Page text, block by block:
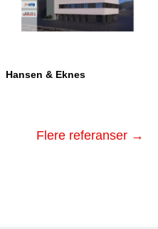
Hansen & Eknes
Flere referanser →